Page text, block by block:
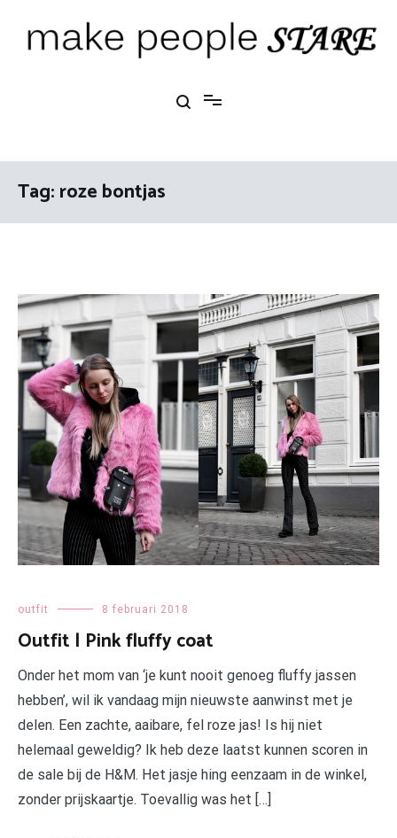
Tag:roze bontjas
outfit 8 februari 2018
Outfit | Pink fluffy coat
Onder het mom van ‘je kunt nooit genoeg fluffy jassen
hebben’, wil ik vandaag mijn nieuwste aanwinst met je
delen. Een zachte, aaibare, fel roze jas! Is hij niet
helemaal geweldig? Ik heb deze laatst kunnen scoren in
de sale bij de H&M. Het jasje hing eenzaam in de winkel,
zonder prijskaartje. Toevallig was het […]